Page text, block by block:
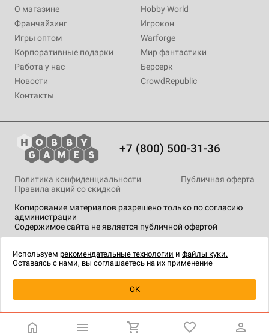
О магазине
Франчайзинг
Игры оптом
Корпоративные подарки
Работа у нас
Новости
Контакты
Hobby World
Игрокон
Warforge
Мир фантастики
Берсерк
CrowdRepublic
+7 (800) 500-31-36
Копирование материалов разрешено только по согласию
администрации
Содержимое сайта не является публичной офертой
Политика конфиденциальности
Публичная оферта
Правила акций со скидкой
технологии .
Используем рекомендательные технологии и файлы куки.
Оставаясь с нами, вы соглашаетесь на их применение
OK